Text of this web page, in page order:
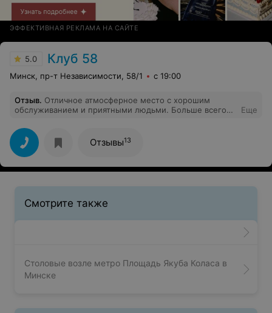
ЭФФЕКТИВНАЯ РЕКЛАМА НА САЙТЕ
5.0 Клуб 58
Минск, пр-т Независимости, 58/1 с 19:00
Отзыв. Отличное атмосферное место с хорошим
обслуживанием и приятными людьми. Больше всего
Еще
Отзывы13
Смотрите также
Столовые возле метро Площадь Якуба Коласа в
Минске